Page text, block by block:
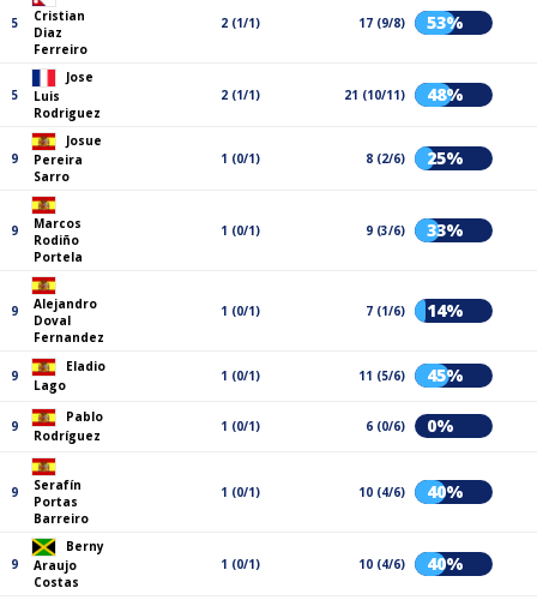
5
Cristian
Diaz
Ferreiro
2 (1/1) 17 (9/8) 53%
5
Jose
Luis
Rodriguez
2 (1/1) 21 (10/11) 48%
9
Josue
Pereira
Sarro
1 (0/1) 8 (2/6) 25%
9
Marcos
Rodiño
Portela
1 (0/1) 9 (3/6) 33%
9
Alejandro
Doval
Fernandez
1 (0/1) 7 (1/6) 14%
9
Eladio
Lago
1 (0/1) 11 (5/6) 45%
9
Pablo
Rodríguez
1 (0/1) 6 (0/6) 0%
9
Serafín
Portas
Barreiro
1 (0/1) 10 (4/6) 40%
9
Berny
Araujo
Costas
1 (0/1) 10 (4/6) 40%